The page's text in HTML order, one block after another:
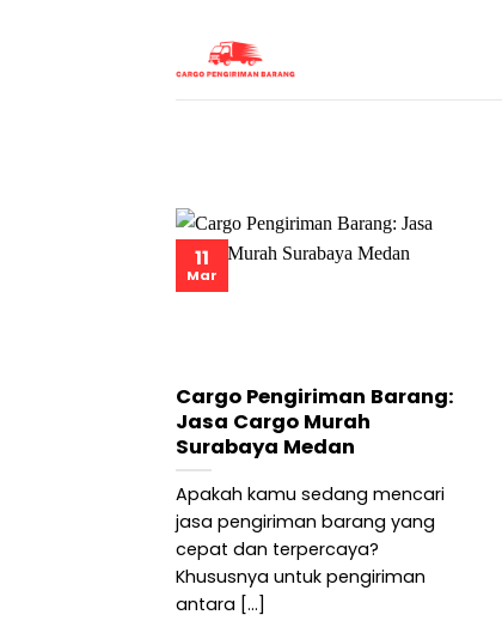
Cargo Pengiriman Barang:
Jasa Cargo Murah
Surabaya Medan
Apakah kamu sedang mencari
jasa pengiriman barang yang
cepat dan terpercaya?
Khususnya untuk pengiriman
antara [...]
11
Mar